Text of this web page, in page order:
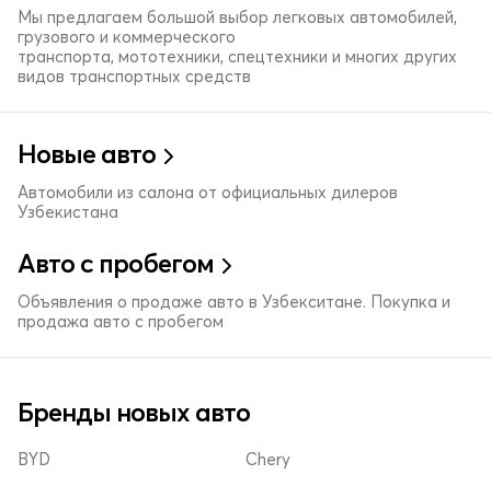
Мы предлагаем большой выбор легковых автомобилей,
грузового и коммерческого
транспорта, мототехники, спецтехники и многих других
видов транспортных средств
Новые авто
Автомобили из салона от официальных дилеров
Узбекистана
Авто с пробегом
Объявления о продаже авто в Узбекситане. Покупка и
продажа авто с пробегом
Бренды новых авто
BYD Chery